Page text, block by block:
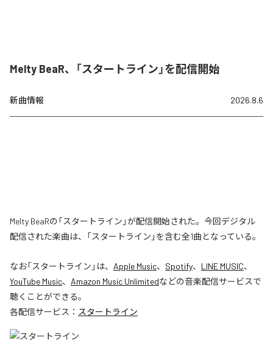
Melty BeaR、「スタートライン」を配信開始
新曲情報 2026.8.6
Melty BeaRの「スタートライン」が配信開始された。今回デジタル
配信された楽曲は、「スタートライン」を含む全1曲となっている。
なお「スタートライン 」は、 Apple Music、 Spotify、 LINE MUSIC、
YouTube Music、 Amazon Music Unlimitedなどの音楽配信サービスで
聴くことができる。
各配信サービス： スタートライン